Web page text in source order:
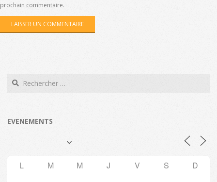
prochain commentaire.
Search
EVENEMENTS
L M M J V S D